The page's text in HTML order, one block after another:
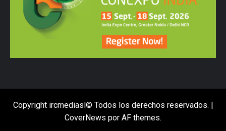
Copyright ircmediasl© Todos los derechos reservados. |
CoverNews por AF themes.